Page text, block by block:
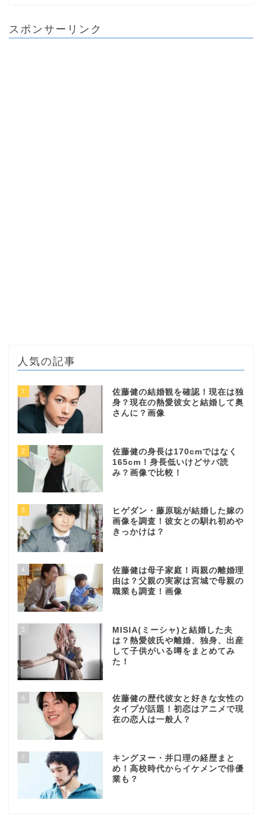
スポンサーリンク
人気の記事
1
佐藤健の結婚観を確認！現在は独
身？現在の熱愛彼女と結婚して奥
さんに？画像
2
佐藤健の身長は170cmではなく
165cm！身長低いけどサバ読
み？画像で比較！
3
ヒゲダン・藤原聡が結婚した嫁の
画像を調査！彼女との馴れ初めや
きっかけは？
4
佐藤健は母子家庭！両親の離婚理
由は？父親の実家は宮城で母親の
職業も調査！画像
5
MISIA(ミーシャ)と結婚した夫
は？熱愛彼氏や離婚、独身、出産
して子供がいる噂をまとめてみ
た！
6
佐藤健の歴代彼女と好きな女性の
タイプが話題！初恋はアニメで現
在の恋人は一般人？
7
キングヌー・井口理の経歴まと
め！高校時代からイケメンで俳優
業も？